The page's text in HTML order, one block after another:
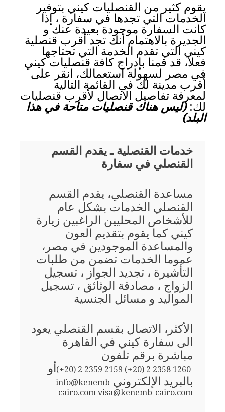
يقوم كثير من القنصليات كيني بتوفير
الخدمات التي تجدها في سفارة ، إذا
كانت السفارة موجودة بعيدة عنك و
الجديرة بالاهتمام أنك تجد أقرب قنصلية
كيني التي تقدم الخدمة التي تحتاجها
فعلا، قد قمنا بإدراج كافة قنصليات كيني
في مصر لسهولة استعمالك، انقر على
أقرب مدينة لك في القائمة التالية
لمعرفة تفاصيل الاتصال لأقرب قنصليات
لك:(ليس هناك قنصليات متاحة في هذا
البلد)
خدمات القنصلية ـ يقدم القسم
القنصلي في سفارة
مساعدة القنصلي، يقدم القسم
القنصلي الخدمات بشكل عام
للأشخاص المحليين الراغبين زيارة
كيني كما يقوم بتقديم العون
والمساعدة الموجودين في مصر،
عموما الخدمات تضمن من طلبات
التأشيرة ، تجديد الجواز ، تسجيل
الزواج ، مصادقة الوثائق ، تسجيل
المواليد و مسائل الجنسية
الأكثر، الاتصال بقسم القنصلي يعود
الى سفارة كيني في القاهرة
مباشرة برقم تلفون
(+20) 2 2359 2159 (+20) 2 2358 1260أو
بالبريد الإلكترونيinfo@kenemb-
cairo.com visa@kenemb-cairo.com